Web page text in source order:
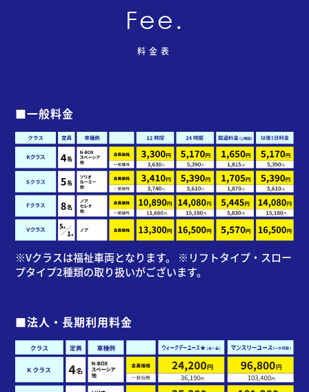
Fee.
料金表
■一般料金
※Vクラスは福祉車両となります。 ※リフトタイプ・スロー
プタイプ2種類の取り扱いがございます。
■法人・長期利用料金